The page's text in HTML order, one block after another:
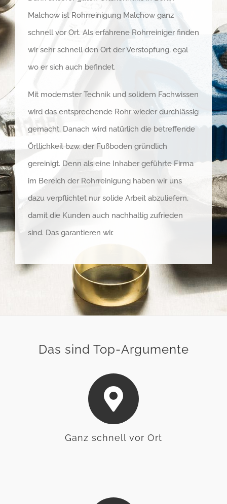
Malchow ist Rohrreinigung Malchow ganz
schnell vor Ort. Als erfahrene Rohrreiniger finden
wir sehr schnell den Ort der Verstopfung, egal
wo er sich auch befindet.
Mit modernster Technik und solidem Fachwissen
wird das entsprechende Rohr wieder durchlässig
gemacht. Danach wird natürlich die betreffende
Örtlichkeit bzw. der Fußboden gründlich
gereinigt. Denn als eine Inhaber geführte Firma
im Bereich der Rohrreinigung haben wir uns
dazu verpflichtet nur solide Arbeit abzuliefern,
damit die Kunden auch nachhaltig zufrieden
sind. Das garantieren wir.
Das sind Top-Argumente
Ganz schnell vor Ort